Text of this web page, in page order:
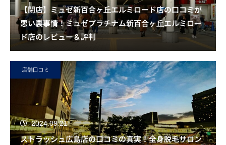
【閉店】ミュゼ新百合ヶ丘エルミロード店の口コミが
悪い裏事情！ミュゼプラチナム新百合ヶ丘エルミロー
ド店のレビュー＆評判
店舗口コミ
2024.09.21
ストラッシュ広島店の口コミの真実！全身脱毛サロン